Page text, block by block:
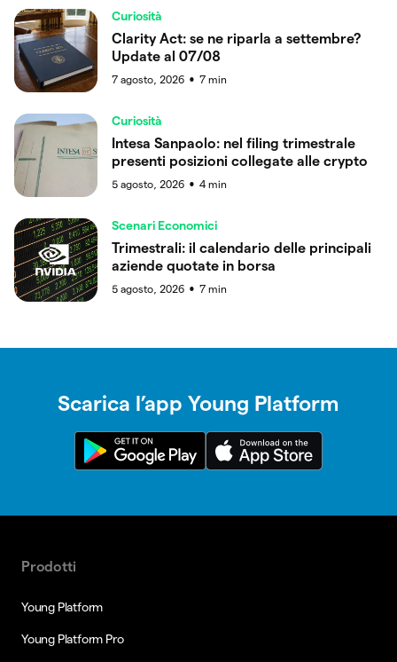
Curiosità
Clarity Act: se ne riparla a settembre?
Update al 07/08
7 agosto, 2026 ● 7 min
Curiosità
Intesa Sanpaolo: nel filing trimestrale
presenti posizioni collegate alle crypto
5 agosto, 2026 ● 4 min
Scenari Economici
Trimestrali: il calendario delle principali
aziende quotate in borsa
5 agosto, 2026 ● 7 min
Scarica l’app Young Platform
Prodotti
Young Platform
Young Platform Pro